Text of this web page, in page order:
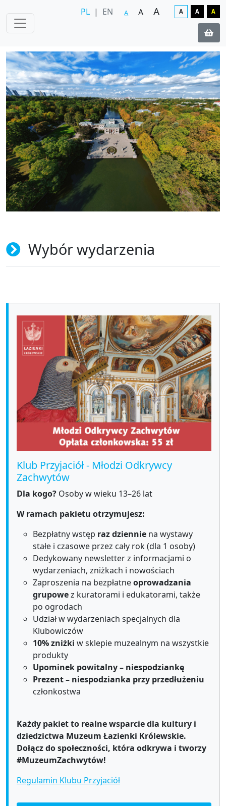
PL | EN A A A A A A
Wybór wydarzenia
Klub Przyjaciół - Młodzi Odkrywcy
Zachwytów
Dla kogo? Osoby w wieku 13–26 lat
W ramach pakietu otrzymujesz:
Bezpłatny wstęp raz dziennie na wystawy
stałe i czasowe przez cały rok (dla 1 osoby)
Dedykowany newsletter z informacjami o
wydarzeniach, zniżkach i nowościach
Zaproszenia na bezpłatneoprowadzania
grupowez kuratorami i edukatorami, także
po ogrodach
Udział w wydarzeniach specjalnych dla
Klubowiczów
10% zniżki w sklepie muzealnym na wszystkie
produkty
Upominek powitalny – niespodziankę
Prezent – niespodzianka przy przedłużeniu
członkostwa
Każdy pakiet to realne wsparcie dla kultury i
dziedzictwa Muzeum Łazienki Królewskie.
Dołącz do społeczności, która odkrywa i tworzy
#MuzeumZachwytów!
Regulamin Klubu Przyjaciół